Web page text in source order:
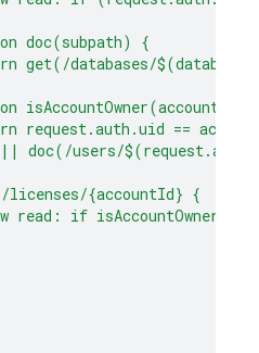
doc(subpath) {
get(/databases/
isAccountOwner(accountId)
request.auth.uid ==
doc(/users/
licenses/{accountId} {
read: if